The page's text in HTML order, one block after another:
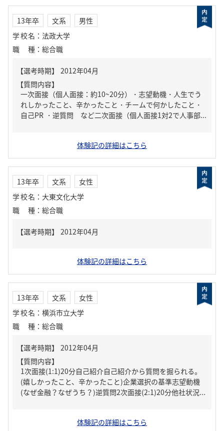
13年卒 文系
男性
学校名 ： 法政大学
職種 ： 総合職
【質問内容】
一次面接（個人面接：約10~20分）・志望動機・人生でう
れしかったこと、辛かったこと・チームで何かしたこと・
自己PR ・逆質問 など二次面接（個人面接1対2で人事部...
体験記の詳細はこちら
13年卒 文系
女性
学校名 ： 大東文化大学
職種 ： 総合職
体験記の詳細はこちら
13年卒 文系
女性
学校名 ： 横浜市立大学
職種 ： 総合職
【質問内容】
1次面接(1:1)20分自己紹介自己紹介から質問を掘られる。
(嬉しかったこと、辛かったこと)企業選択の基準志望動機
(なぜ金融？なぜうち？)逆質問2次面接(2:1)20分他社状況...
体験記の詳細はこちら